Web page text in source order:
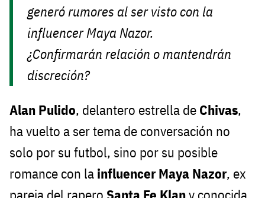
generó rumores al ser visto con la
influencer Maya Nazor.
¿Confirmarán relación o mantendrán
discreción?
Alan Pulido, delantero estrella de Chivas,
ha vuelto a ser tema de conversación no
solo por su futbol, sino por su posible
romance con la influencer Maya Nazor, ex